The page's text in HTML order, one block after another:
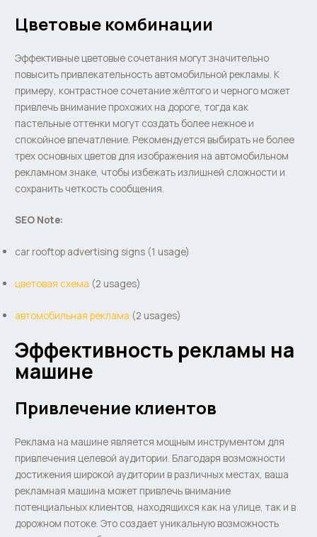
Цветовые комбинации
Эффективные цветовые сочетания могут значительно
повысить привлекательность автомобильной рекламы. К
примеру, контрастное сочетание жёлтого и черного может
привлечь внимание прохожих на дороге, тогда как
пастельные оттенки могут создать более нежное и
спокойное впечатление. Рекомендуется выбирать не более
трех основных цветов для изображения на автомобильном
рекламном знаке, чтобы избежать излишней сложности и
сохранить четкость сообщения.
SEO Note:
car rooftop advertising signs (1 usage)
цветовая схема (2 usages)
автомобильная реклама (2 usages)
Эффективность рекламы на
машине
Привлечение клиентов
Реклама на машине является мощным инструментом для
привлечения целевой аудитории. Благодаря возможности
достижения широкой аудитории в различных местах, ваша
рекламная машина может привлечь внимание
потенциальных клиентов, находящихся как на улице, так и в
дорожном потоке. Это создает уникальную возможность